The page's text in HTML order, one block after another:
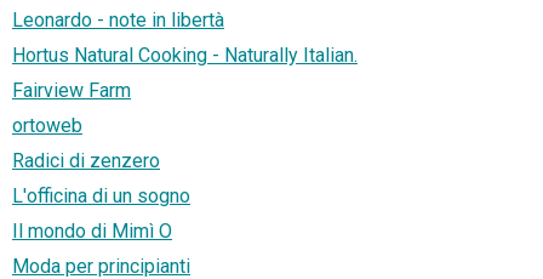
Leonardo - note in libertà
Hortus Natural Cooking - Naturally Italian.
Fairview Farm
ortoweb
Radici di zenzero
L'officina di un sogno
Il mondo di Mimì O
Moda per principianti